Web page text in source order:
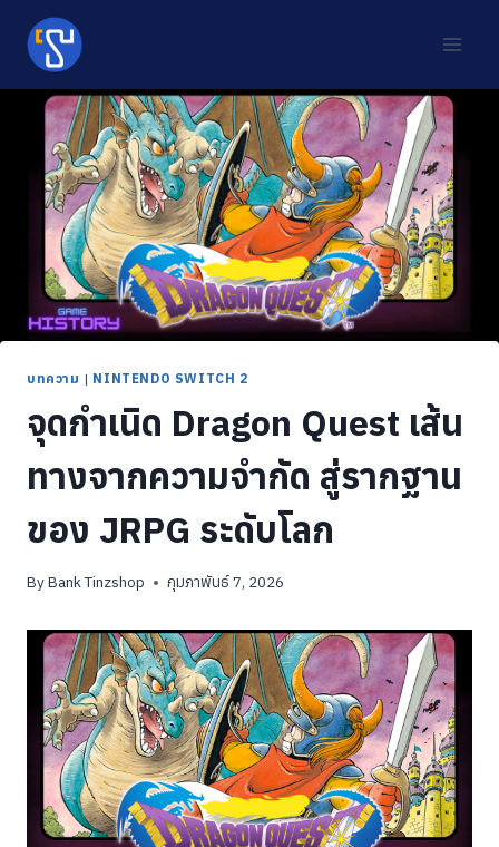
content
บทความ | NINTENDO SWITCH 2
จุดกำเนิด Dragon Quest เส้น
ทางจากความจำกัด สู่รากฐาน
ของ JRPG ระดับโลก
ByBank Tinzshop กุมภาพันธ์ 7, 2026